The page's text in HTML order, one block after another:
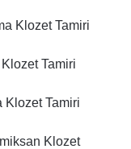
Klozet Tamiri
Tamiri
Klozet Tamiri
Klozet